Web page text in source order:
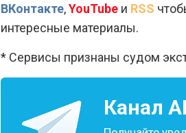
ВКонтакте,YouTube и RSS
интересные материалы.
* Сервисы признаны судом
Канал